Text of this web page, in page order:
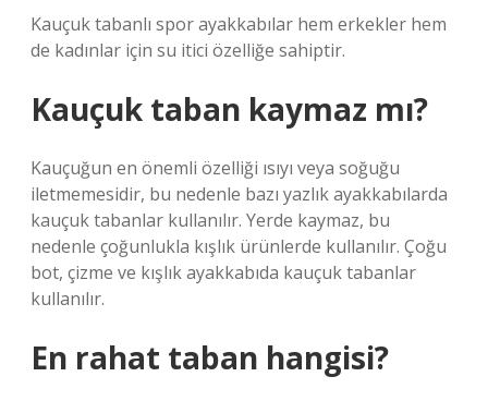
Kauçuk tabanlı spor ayakkabılar hem erkekler hem
de kadınlar için su itici özelliğe sahiptir.
Kauçuk taban kaymaz mı?
Kauçuğun en önemli özelliği ısıyı veya soğuğu
iletmemesidir, bu nedenle bazı yazlık ayakkabılarda
kauçuk tabanlar kullanılır. Yerde kaymaz, bu
nedenle çoğunlukla kışlık ürünlerde kullanılır. Çoğu
bot, çizme ve kışlık ayakkabıda kauçuk tabanlar
kullanılır.
En rahat taban hangisi?